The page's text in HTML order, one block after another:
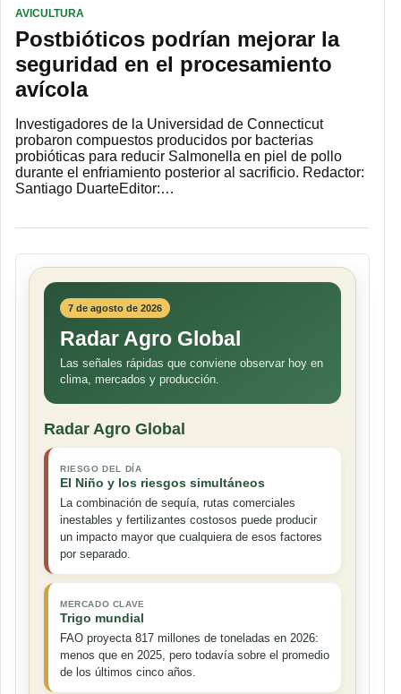
AVICULTURA
Postbióticos podrían mejorar la
seguridad en el procesamiento
avícola
Investigadores de la Universidad de Connecticut
probaron compuestos producidos por bacterias
probióticas para reducir Salmonella en piel de pollo
durante el enfriamiento posterior al sacrificio. Redactor:
Santiago DuarteEditor:…
7 de agosto de 2026
Radar Agro Global
Las señales rápidas que conviene observar hoy en
clima, mercados y producción.
Radar Agro Global
RIESGO DEL DÍA
El Niño y los riesgos simultáneos
La combinación de sequía, rutas comerciales
inestables y fertilizantes costosos puede producir
un impacto mayor que cualquiera de esos factores
por separado.
MERCADO CLAVE
Trigo mundial
FAO proyecta 817 millones de toneladas en 2026:
menos que en 2025, pero todavía sobre el promedio
de los últimos cinco años.